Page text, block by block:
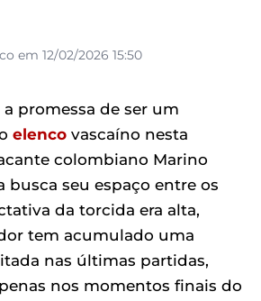
em 12/02/2026 15:50
promessa de ser um
elenco vascaíno nesta
colombiano Marino
busca seu espaço entre os
da torcida era alta,
tem acumulado uma
nas últimas partidas,
nos momentos finais do